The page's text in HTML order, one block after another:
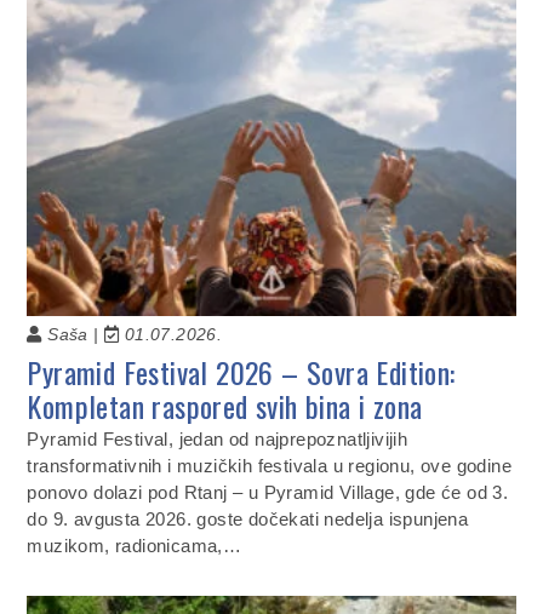
Saša | 01.07.2026.
Pyramid Festival 2026 – Sovra Edition:
Kompletan raspored svih bina i zona
Pyramid Festival, jedan od najprepoznatljivijih
transformativnih i muzičkih festivala u regionu, ove godine
ponovo dolazi pod Rtanj – u Pyramid Village, gde će od 3.
do 9. avgusta 2026. goste dočekati nedelja ispunjena
muzikom, radionicama,…